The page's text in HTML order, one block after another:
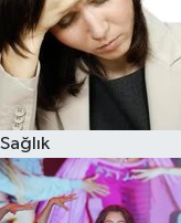
Sağlık
Eğitim
Hava Durumu
Kadın
Kim kimdir?